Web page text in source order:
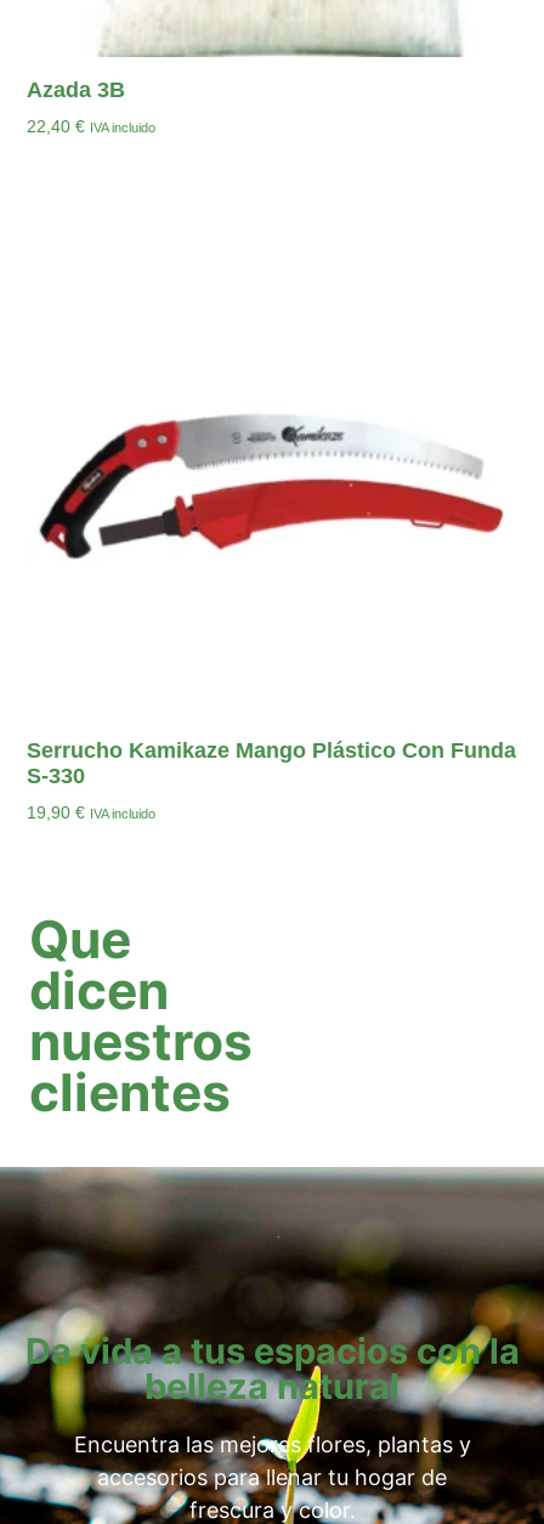
Azada 3B
22,40€ IVA incluido
Serrucho Kamikaze Mango Plástico Con Funda
S-330
19,90€ IVA incluido
Que
dicen
nuestros
clientes
Da vida a tus espacios con la
belleza natural
Encuentra las mejores flores, plantas y
accesorios para llenar tu hogar de
frescura y color.